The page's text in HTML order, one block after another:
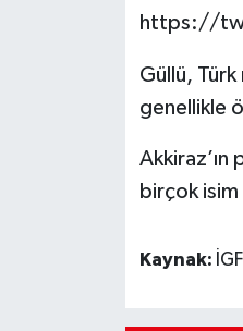
https://
Güllü, Türk
genellikle
Akkiraz’ın
birçok isim
Kaynak: İGF